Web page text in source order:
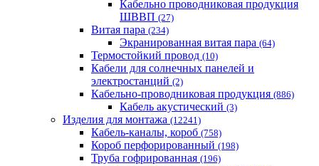
Кабельно проводниковая продукция
ШВВП (27)
Витая пара (234)
Экранированная витая пара (64)
Термостойкий провод (10)
Кабели для солнечных панелей и
электростанций (2)
Кабельно-проводниковая продукция (886)
Кабель акустический (3)
Изделия для монтажа (12241)
Кабель-каналы, короб (758)
Короб перфорированный (198)
Труба гофрированная (196)